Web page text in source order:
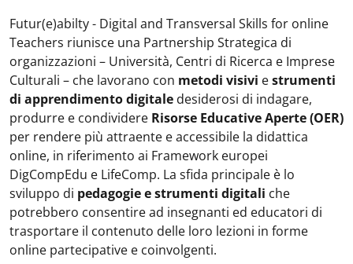
Futur(e)abilty - Digital and Transversal Skills for online
Teachers riunisce una Partnership Strategica di
organizzazioni – Università, Centri di Ricerca e Imprese
Culturali – che lavorano con metodi visivi estrumenti
di apprendimento digitale desiderosi di indagare,
produrre e condividere Risorse Educative Aperte (OER)
per rendere più attraente e accessibile la didattica
online, in riferimento ai Framework europei
DigCompEdu e LifeComp. La sfida principale è lo
sviluppo di pedagogie e strumenti digitali che
potrebbero consentire ad insegnanti ed educatori di
trasportare il contenuto delle loro lezioni in forme
online partecipative e coinvolgenti.